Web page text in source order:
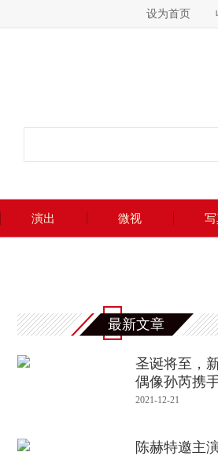
设为首页
演出 微视
最新文章
圣诞将至，
偶像孙芮携
N劳士顿拍
2021-12-21
陈赫特邀主